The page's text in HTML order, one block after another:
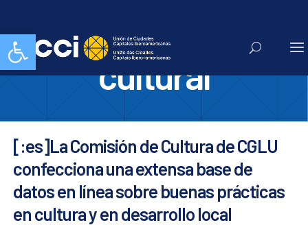
Abrir barra de herramientas
base de datos
cultural
[:es]La Comisión de Cultura de CGLU
confecciona una extensa base de
datos en línea sobre buenas prácticas
en cultura y en desarrollo local